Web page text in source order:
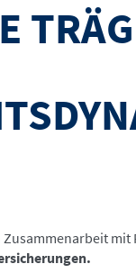
Zusammenarbeit